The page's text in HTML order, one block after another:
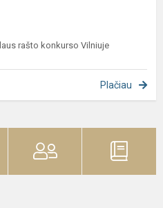
rašto konkurso Vilniuje
Plačiau